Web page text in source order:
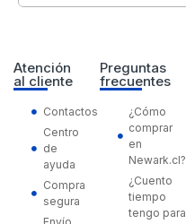
Atención
al cliente
Contactos
Centro
de
ayuda
Compra
segura
Preguntas
frecuentes
¿Cómo
comprar
en
Newark.cl?
¿Cuento
tiempo
tengo para